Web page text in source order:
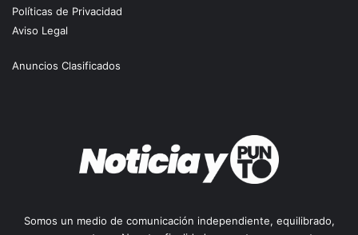
Políticas de Privacidad
Aviso Legal
Anuncios Clasificados
Somos un medio de comunicación independiente, equilibrado,